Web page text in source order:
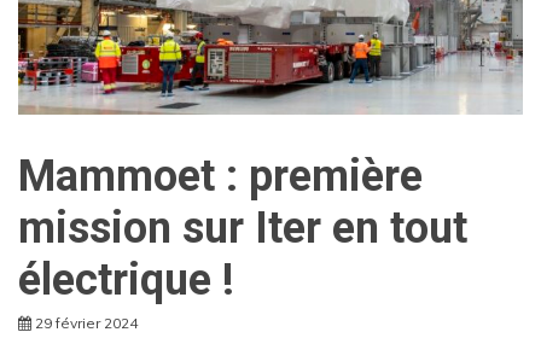
Mammoet : première
mission sur Iter en tout
électrique !
29 février 2024